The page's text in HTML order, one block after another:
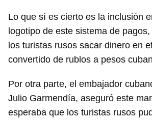
Lo que sí es cierto es la inclusión
logotipo de este sistema de
los turistas rusos sacar dinero en
convertido de rublos a pesos
Por otra parte, el embajador
Julio Garmendía, aseguró este
esperaba que los turistas rusos